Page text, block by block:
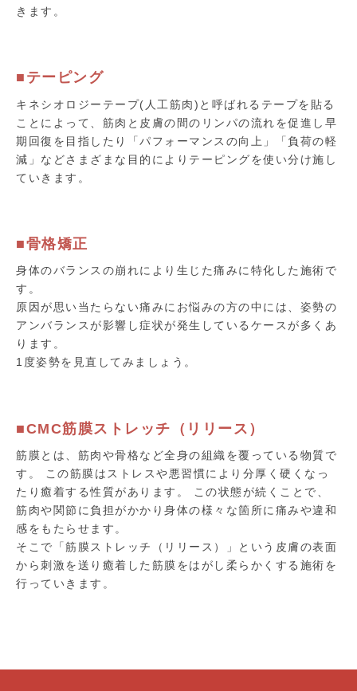
きます。
■テーピング
キネシオロジーテープ(人工筋肉)と呼ばれるテープを貼る
ことによって、筋肉と皮膚の間のリンパの流れを促進し早
期回復を目指したり「パフォーマンスの向上」「負荷の軽
減」などさまざまな目的によりテーピングを使い分け施し
ていきます。
■骨格矯正
身体のバランスの崩れにより生じた痛みに特化した施術で
す。
原因が思い当たらない痛みにお悩みの方の中には、姿勢の
アンバランスが影響し症状が発生しているケースが多くあ
ります。
1度姿勢を見直してみましょう。
■CMC筋膜ストレッチ（リリース）
筋膜とは、筋肉や骨格など全身の組織を覆っている物質で
す。 この筋膜はストレスや悪習慣により分厚く硬くなっ
たり癒着する性質があります。 この状態が続くことで、
筋肉や関節に負担がかかり身体の様々な箇所に痛みや違和
感をもたらせます。
そこで「筋膜ストレッチ（リリース）」という皮膚の表面
から刺激を送り癒着した筋膜をはがし柔らかくする施術を
行っていきます。